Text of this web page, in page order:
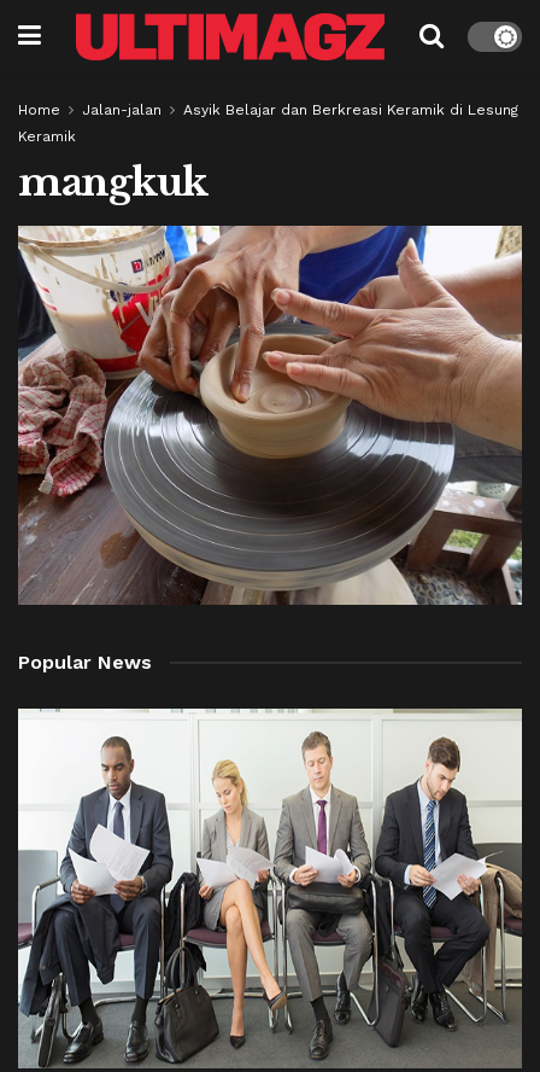
Home Jalan-jalan
Asyik Belajar dan Berkreasi Keramik di Lesung
Keramik
mangkuk
Popular News